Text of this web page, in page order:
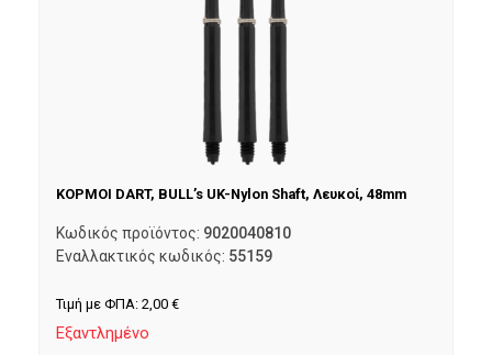
ΚΟΡΜΟΙ DART, BULL’s UK-Nylon Shaft, Λευκοί, 48mm
Κωδικός προϊόντος: 9020040810
Εναλλακτικός κωδικός: 55159
Τιμή με ΦΠΑ: 2,00 €
Εξαντλημένο